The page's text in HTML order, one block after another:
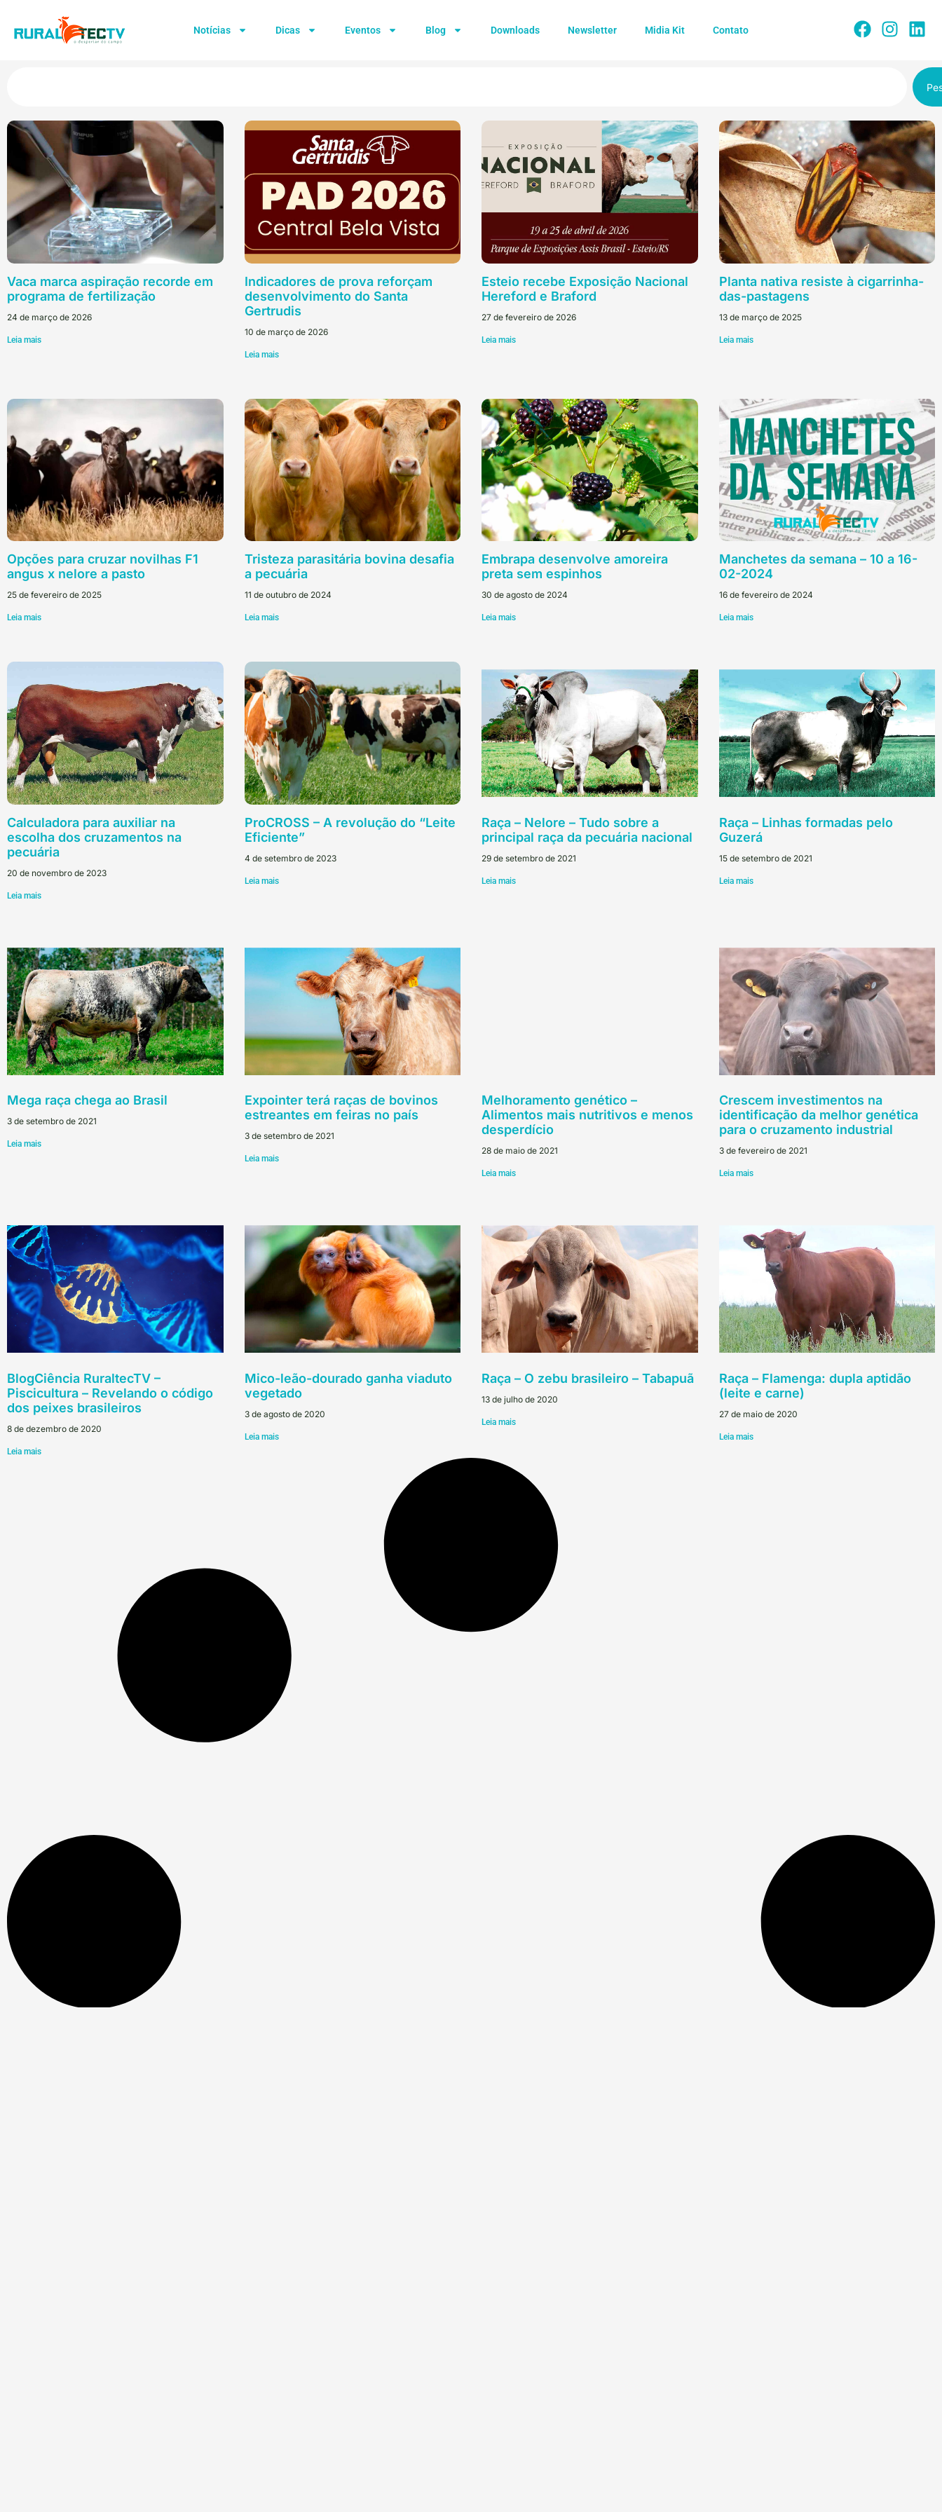
Notícias Dicas Eventos Blog Downloads Newsletter Midia Kit Contato
Vaca marca aspiração recorde em
programa de fertilização
24 de março de 2026
Leia mais
Indicadores de prova reforçam
desenvolvimento do Santa
Gertrudis
10 de março de 2026
Leia mais
Esteio recebe Exposição Nacional
Hereford e Braford
27 de fevereiro de 2026
Leia mais
Planta nativa resiste à cigarrinha-
das-pastagens
13 de março de 2025
Leia mais
Opções para cruzar novilhas F1
angus x nelore a pasto
25 de fevereiro de 2025
Leia mais
Tristeza parasitária bovina desafia
a pecuária
11 de outubro de 2024
Leia mais
Embrapa desenvolve amoreira
preta sem espinhos
30 de agosto de 2024
Leia mais
Manchetes da semana – 10 a 16-
02-2024
16 de fevereiro de 2024
Leia mais
Calculadora para auxiliar na
escolha dos cruzamentos na
pecuária
20 de novembro de 2023
Leia mais
ProCROSS – A revolução do “Leite
Eficiente”
4 de setembro de 2023
Leia mais
Raça – Nelore – Tudo sobre a
principal raça da pecuária nacional
29 de setembro de 2021
Leia mais
Raça – Linhas formadas pelo
Guzerá
15 de setembro de 2021
Leia mais
Mega raça chega ao Brasil
3 de setembro de 2021
Leia mais
Expointer terá raças de bovinos
estreantes em feiras no país
3 de setembro de 2021
Leia mais
Melhoramento genético –
Alimentos mais nutritivos e menos
desperdício
28 de maio de 2021
Leia mais
Crescem investimentos na
identificação da melhor genética
para o cruzamento industrial
3 de fevereiro de 2021
Leia mais
BlogCiência RuraltecTV –
Piscicultura – Revelando o código
dos peixes brasileiros
8 de dezembro de 2020
Leia mais
Mico-leão-dourado ganha viaduto
vegetado
3 de agosto de 2020
Leia mais
Raça – O zebu brasileiro – Tabapuã
13 de julho de 2020
Leia mais
Raça – Flamenga: dupla aptidão
(leite e carne)
27 de maio de 2020
Leia mais